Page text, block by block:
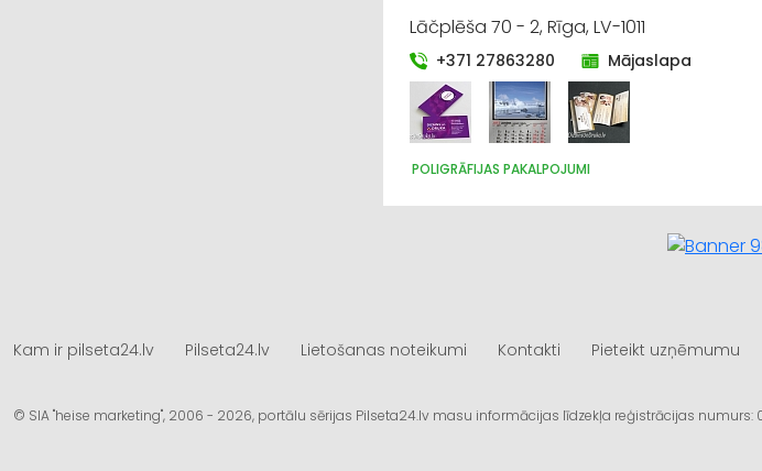
Lāčplēša 70 - 2, Rīga, LV-1011
+371 27863280 Mājaslapa
POLIGRĀFIJAS PAKALPOJUMI
Kam ir pilseta24.lv Pilseta24.lv Lietošanas noteikumi Kontakti Pieteikt uzņēmumu
© SIA "heise marketing", 2006 - 2026, portālu sērijas Pilseta24.lv masu informācijas līdzekļa reģistrācijas numurs: